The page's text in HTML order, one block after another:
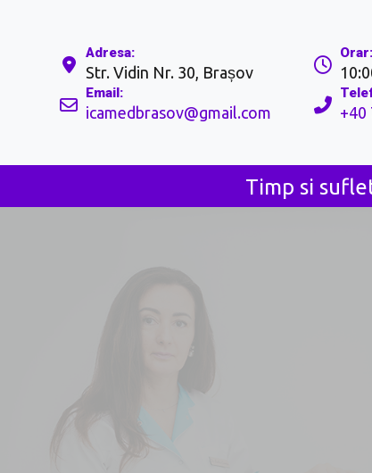
Adresa:
Str. Vidin Nr. 30, Brașov
Orar:
Email:
icamedbrasov@gmail.com +40
Timp si